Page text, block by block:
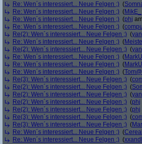
Re: Wen´s interessiert... Neue Felgen ;) (
Re: Wen´s interessiert... Neue Felgen ;) (MikE_
Re: Wen´s interessiert... Neue Felgen ;) (phj
Re: Wen´s interessiert... Neue Felgen ;) (
Re(2): Wen´s interessiert... Neue Felgen ;) (
Re: Wen´s interessiert... Neue Felgen ;) (
Re(2): Wen´s interessiert... Neue Felgen ;) (
Re: Wen´s interessiert... Neue Felgen ;) (
Re: Wen´s interessiert... Neue Felgen ;) (
Re: Wen´s interessiert... Neue Felgen ;) (
Re(3): Wen´s interessiert... Neue Felgen ;) (
Re(2): Wen´s interessiert... Neue Felgen ;) (
Re(2): Wen´s interessiert... Neue Felgen ;) (
Re(2): Wen´s interessiert... Neue Felgen ;) (phj
Re(2): Wen´s interessiert... Neue Felgen ;) (phj
Re(3): Wen´s interessiert... Neue Felgen ;) (
Re(3): Wen´s interessiert... Neue Felgen ;) (
Re: Wen´s interessiert... Neue Felgen ;) (
Re: Wen´s interessiert... Neue Felgen ;) (xxandl